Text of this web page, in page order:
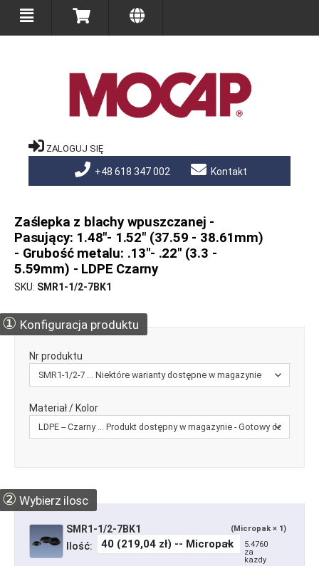
ZALOGUJ SIĘ
+48 618 347 002 Kontakt
Zaślepka z blachy wpuszczanej -
Pasujący: 1.48"- 1.52" (37.59 - 38.61mm)
- Grubość metalu: .13"- .22" (3.3 -
5.59mm) - LDPE Czarny
SKU SMR1-1/2-7BK1
① Konfiguracja produktu
Nr produktu
Materiał / Kolor
② Wybierz ilosc
SMR1-1/2-7BK1 (Micropak × 1)
Ilość:
5.4760
za
kazdy